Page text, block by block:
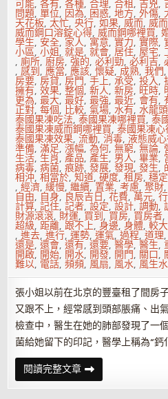
可能,各有,各種,合理,合租,吉兇,
問題,單位, 因為, 困惑,地方,外傷,
天花板,太忙,央行,如果,威而,威
威而鋼口溶錠心得,威而鋼哪裡買,
學生, 安全, 家人, 寓意,實力,實際,
小區,小姐,就是,就會,居住, 屋宅,
,廁所,廚房,強的,必利勁,必利吉,
,感到,應當,應該,懷疑, 成熟,我們
房要,房貸,房門,手上,承受,投入,
擁有,效果,整個,新人,新房, 旺時,
更為,最大,最好,最強,最近, 會有,
正對,每個, 比較,氣場,水有,水龍頭
泰國果凍吃法,泰國果凍哪裡買,泰
泰國果凍威而鋼哪裡買,泰國果凍心
泰國果凍效果,流動,消毒,液態威
準備,滿足,漲幅,為何,無窮,無論,
生活,生肖,產品,產生, 男人,畢業,
病毒,病菌,痕跡,發展,發現,發生,
相沖,相當於,知道,硬度,租房,穩定
,經濟,緩慢,繼續, 置業,考慮,聚財
自由, 自身, 良辰吉日,花費,萬元,
計算,記住,記者,設定,設計,調動,
財源滾滾, 財運, 買到, 買房, 買房者,
超級,距離,跟不上,身邊,身體,較大
,進去,進行,運勢,運氣,過程,道理
還是,還會,還有,還要,醫學,醫生,
開啟, 開始, 開水, 開發, 開門, 關口,
難以, 電話,頻頻, 風扇, 風水, 風生水
張小姐以前在北京的豐臺租了間房
又跟不上，經常感到頭部脹痛、出
檢查中，醫生在她的肺部發現了一
菌給她留下的印記，醫學上稱為“鈣
閱讀完整文章買
房
租